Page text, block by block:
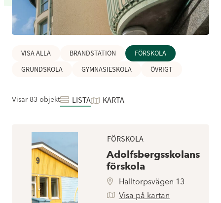
VISA ALLA BRANDSTATION
FÖRSKOLA
GRUNDSKOLA
GYMNASIESKOLA ÖVRIGT
Visar 83 objekt LISTA KARTA
FÖRSKOLA
Adolfsbergsskolans
förskola
Halltorpsvägen 13
Visa på kartan